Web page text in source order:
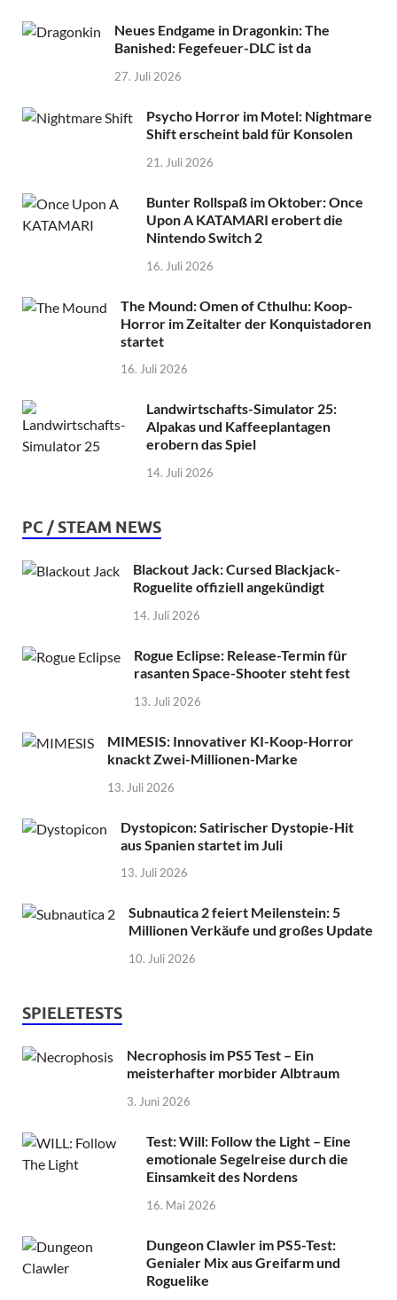
Neues Endgame in Dragonkin: The
Banished: Fegefeuer-DLC ist da
27. Juli 2026
Psycho Horror im Motel: Nightmare
Shift erscheint bald für Konsolen
21. Juli 2026
Bunter Rollspaß im Oktober: Once
Upon A KATAMARI erobert die
Nintendo Switch 2
16. Juli 2026
The Mound: Omen of Cthulhu: Koop-
Horror im Zeitalter der Konquistadoren
startet
16. Juli 2026
Landwirtschafts-Simulator 25:
Alpakas und Kaffeeplantagen
erobern das Spiel
14. Juli 2026
PC / STEAM NEWS
Blackout Jack: Cursed Blackjack-
Roguelite offiziell angekündigt
14. Juli 2026
Rogue Eclipse: Release-Termin für
rasanten Space-Shooter steht fest
13. Juli 2026
MIMESIS: Innovativer KI-Koop-Horror
knackt Zwei-Millionen-Marke
13. Juli 2026
Dystopicon: Satirischer Dystopie-Hit
aus Spanien startet im Juli
13. Juli 2026
Subnautica 2 feiert Meilenstein: 5
Millionen Verkäufe und großes Update
10. Juli 2026
SPIELETESTS
Necrophosis im PS5 Test – Ein
meisterhafter morbider Albtraum
3. Juni 2026
Test: Will: Follow the Light – Eine
emotionale Segelreise durch die
Einsamkeit des Nordens
16. Mai 2026
Dungeon Clawler im PS5-Test:
Genialer Mix aus Greifarm und
Roguelike